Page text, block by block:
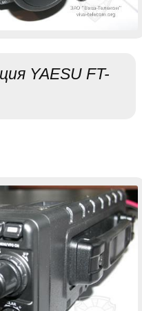
YAESU FT-